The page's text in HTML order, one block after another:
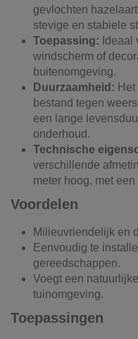
gevlochten
stevige en stabiele
Toepassing: Ideaal
windscherm of
buitenomgeving.
Duurzaamheid:
bestand tegen
een lange
onderhoud.
Technische
verschillende
meter hoog, met
Voordelen
Milieuvriendelijk en
Eenvoudig te
gereedschappen.
Voegt een
tuinomgeving.
Toepassingen